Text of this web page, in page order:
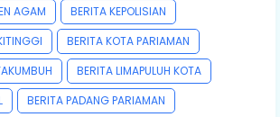
AGAM
BERITA KEPOLISIAN
BERITA KOTA PARIAMAN
BERITA LIMAPULUH KOTA
BERITA PADANG PARIAMAN